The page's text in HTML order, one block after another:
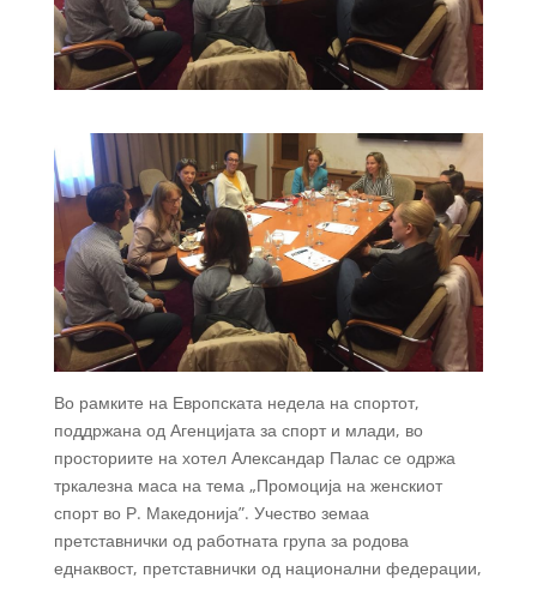
Во рамките на Европската недела на спортот,
поддржана од Агенцијата за спорт и млади, во
просториите на хотел Александар Палас се одржа
тркалезна маса на тема „Промоција на женскиот
спорт во Р. Македонија”. Учество земаа
претставнички од работната група за родова
еднаквост, претставнички од национални федерации,